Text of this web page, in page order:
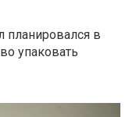
планировался в
упаковать